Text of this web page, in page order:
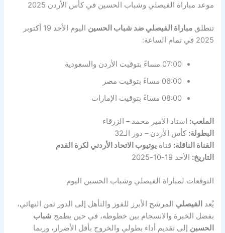
موعد مباراة الفيصلي وشباب الحسين في كأس الأردن 2025
تنطلقمباراة الفيصلي ضد شباب الحسين
اليوم الأحد 19 أكتوبر
2025 في تمام الساعة:
07:00 مساءً بتوقيت الأردن والسعودية
06:00 مساءً بتوقيت مصر
08:00 مساءً بتوقيت الإمارات
الملعب: استاد الأمير محمد – الزرقاء
البطولة: كأس الأردن – دور الـ32
القناة الناقلة: قناةيوتيوب الاتحاد الأردني لكرة القدم
التاريخ: الأحد 19-10-2025
التوقعات لمباراة الفيصلي وشباب الحسين اليوم
يُعد الفيصلي المرشح الأبرز للفوز والتأهل إلى الدور ثمن النهائي،
بفضل الخبرة والانسجام بين خطوطه، في حين يطمح شباب
الحسين إلى تقديم أداء بطولي والخروج بأقل الأضرار، وربما